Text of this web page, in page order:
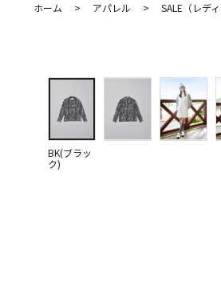
ホーム > アパレル > SALE（レディ
BK(ブラッ
ク)